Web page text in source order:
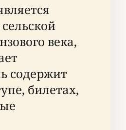
века,
содержит
билетах,